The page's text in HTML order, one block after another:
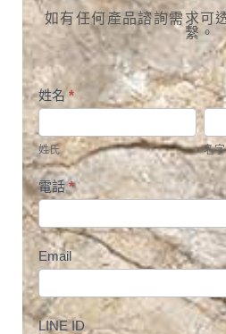
如有任何產品諮詢需求可
繫。
諮
表
單
姓名*
氏
姓氏
名
字
名字
電話*
Email
LINE ID